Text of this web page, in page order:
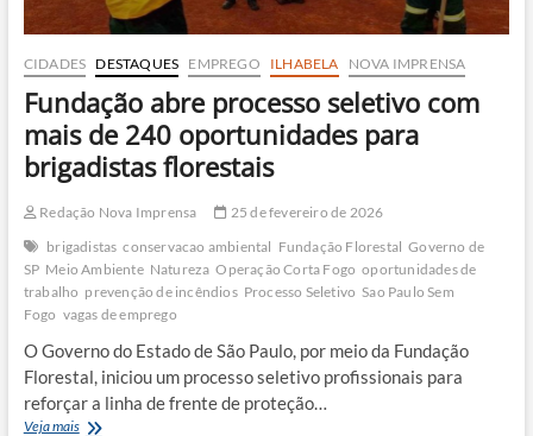
CIDADES DESTAQUES EMPREGO ILHABELA NOVA IMPRENSA
Fundação abre processo seletivo com
mais de 240 oportunidades para
brigadistas florestais
Redação Nova Imprensa
25 de fevereiro de 2026
brigadistas conservacao ambiental Fundação Florestal Governo de
SP Meio Ambiente Natureza Operação Corta Fogo oportunidades de
trabalho prevenção de incêndios Processo Seletivo Sao Paulo Sem
Fogo vagas de emprego
O Governo do Estado de São Paulo, por meio da Fundação
Florestal, iniciou um processo seletivo profissionais para
reforçar a linha de frente de proteção…
Veja maisFundação